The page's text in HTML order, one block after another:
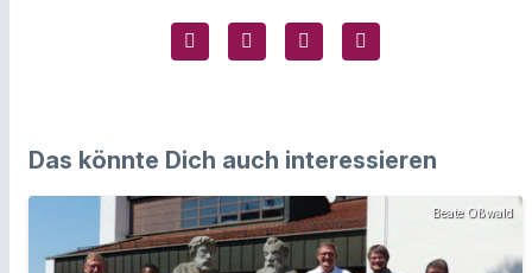
Das könnte Dich auch interessieren
Beate Oßwald